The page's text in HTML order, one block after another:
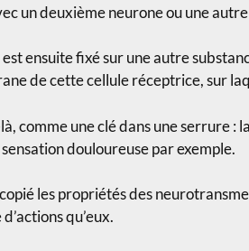
un deuxième neurone ou une
ensuite fixé sur une autre
de cette cellule réceptrice, sur
comme une clé dans une serrure :
sensation douloureuse par exemple.
les propriétés des
qu’eux.